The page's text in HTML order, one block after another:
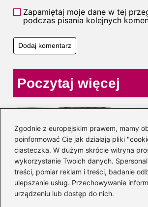
Zgodnie z europejskim prawem, mamy
poinformować Cię jak działają pliki
ciasteczka. W dużym skrócie witryna
wykorzystanie Twoich danych.
treści, pomiar reklam i treści, badanie
ulepszanie usług. Przechowywanie
urządzeniu lub dostęp do nich.
Zapamiętaj moje dane w tej
podczas pisania kolejnych
Poczytaj więcej